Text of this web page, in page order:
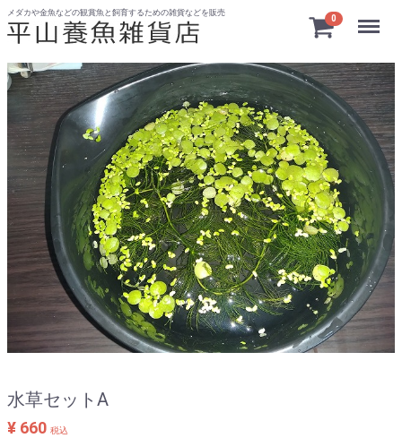
メダカや金魚などの観賞魚と飼育するための雑貨などを販売
0 Menu
水草セットA
¥ 660 税込